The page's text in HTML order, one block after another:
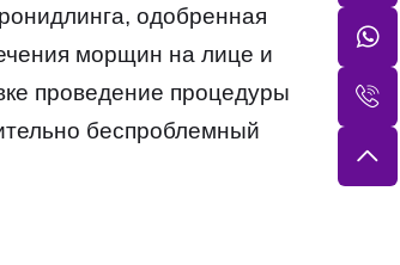
одобренная
морщин на лице и
проведение процедуры
беспроблемный